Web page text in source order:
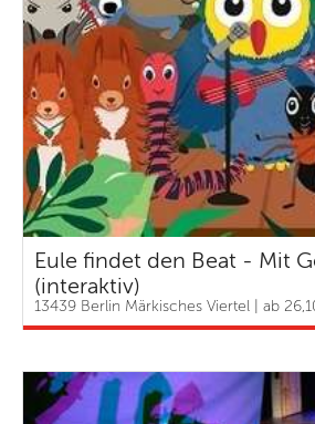
Eule findet den Beat - Mit
(interaktiv)
13439 Berlin Märkisches Viertel | ab